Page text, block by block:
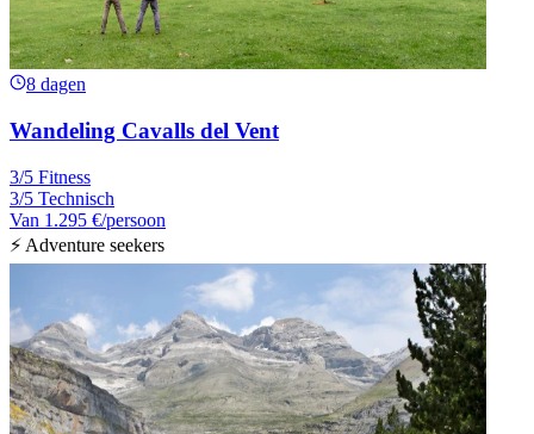
8 dagen
Wandeling Cavalls del Vent
3/5 Fitness
3/5 Technisch
Van 1.295 €/persoon
⚡ Adventure seekers